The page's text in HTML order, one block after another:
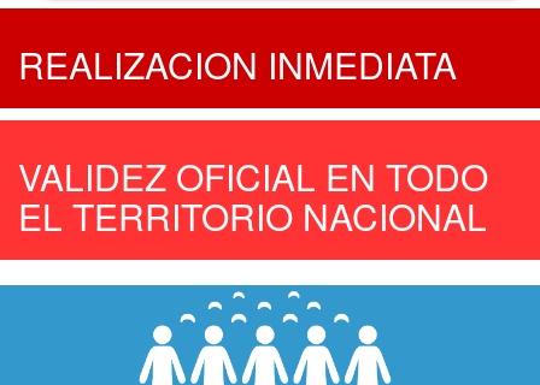
REALIZACION INMEDIATA
VALIDEZ OFICIAL EN TODO
EL TERRITORIO NACIONAL